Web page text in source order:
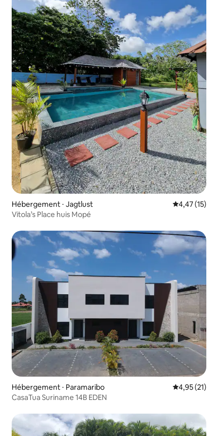
Hébergement ⋅ Jagtlust Évaluation
4,47 (15)
Vitola’s Place huis Mopé
Hébergement ⋅ Paramaribo Évaluation
4,95 (21)
CasaTua Suriname 14B EDEN